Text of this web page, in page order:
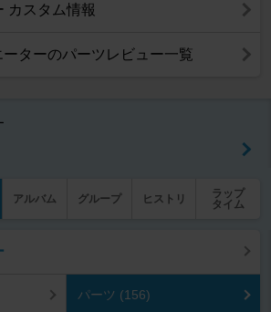
カスタム情報
ーターのパーツレビュー一覧
アルバム グループ ヒストリ
ラップ
タイム
パーツ (156)